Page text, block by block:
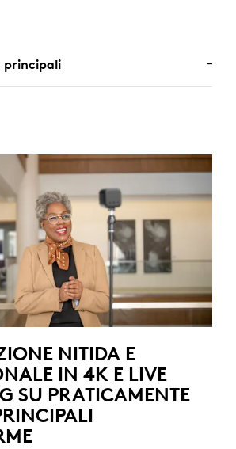
NITIDA E
IN 4K E LIVE
SU PRATICAMENTE